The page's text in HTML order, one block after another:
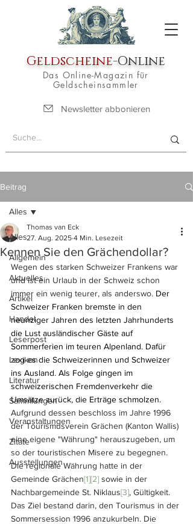
Geldscheine-Online
Das Online-Magazin für
Geldscheinsammler
Newsletter abbonieren
Beitrag
Alles
Allgemein
Aktuelles
Artikel
Handel
Leserpost
Lexikon
Literatur
Sammlungen
Veranstaltungen
Zitate
Ausstellungen
Alles
Kennen Sie den Grächendollar?
Thomas van Eck
27. Aug. 2025 4 Min. Lesezeit
Wegen des starken Schweizer Frankens war
und ist ein Urlaub in der Schweiz schon
immer ein wenig teurer, als anderswo. Der
Schweizer Franken bremste in den
neunziger Jahren des letzten Jahrhunderts
die Lust ausländischer Gäste auf
Sommerferien im teuren Alpenland. Dafür
zog es die Schweizerinnen und Schweizer
ins Ausland. Als Folge gingen im
schweizerischen Fremdenverkehr die
Umsätze zurück, die Erträge schmolzen.
Aufgrund dessen beschloss im Jahre 1996
der Tourismusverein Grächen (Kanton Wallis)
eine eigene "Währung" herauszugeben, um
so der touristischen Misere zu begegnen.
Die regionale Währung hatte in der
Gemeinde Grächen[1][2] sowie in der
Nachbargemeinde St. Niklaus[3], Gültigkeit.
Das Ziel bestand darin, den Tourismus in der
Sommersession 1996 anzukurbeln. Die